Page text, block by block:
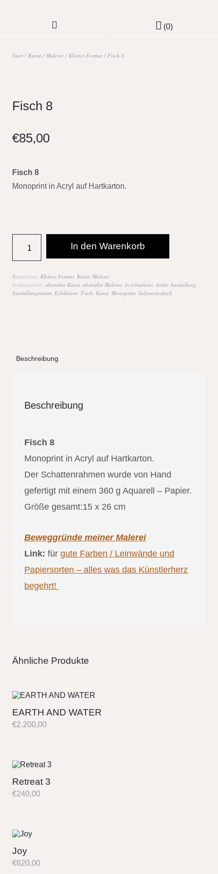
(0)
Start / Kunst / Malerei / Kleines Format / Fisch 8
Fisch 8
€85,00
Fisch 8
Monoprint in Acryl auf Hartkarton.
In den Warenkorb
Kategorien: Kleines Format, Kunst, Malerei
Schlagwörter: abstrakte Kunst, abstrakte Malerei, Acrylmalerei, Artist, Ausstellung,
Ausstellungsraum, Exhibition, Fisch, Kunst, Monoprint, Salzwasserfisch
Beschreibung
Beschreibung
Fisch 8
Monoprint in Acryl auf Hartkarton.
Der Schattenrahmen wurde von Hand
gefertigt mit einem 360 g Aquarell – Papier.
Größe gesamt:15 x 26 cm
Beweggründe meiner Malerei
Link: für gute Farben / Leinwände und
Papiersorten – alles was das Künstlerherz
begehrt!
Ähnliche Produkte
EARTH AND WATER
€2.200,00
Retreat 3
€240,00
Joy
€620,00